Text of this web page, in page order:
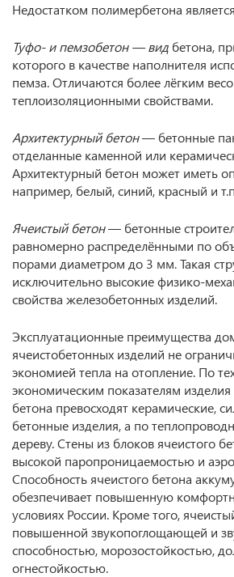
Недостатком полимербетона
Туфо- и пемзобетон — вид бетона,
которого в качестве наполнителя
пемза. Отличаются более лёгким
теплоизоляционными свойствами.
Архитектурный бетон— бетонные
отделанные каменной или
Архитектурный бетон может иметь
например, белый, синий, красный и
Ячеистый бетон— бетонные
равномерно распределёнными по
порами диаметром до 3 мм. Такая
исключительно высокие физико-
свойства железобетонных изделий.
Эксплуатационные преимущества
ячеистобетонных изделий не
экономией тепла на отопление. По
экономическим показателям изделия
бетона превосходят керамические,
бетонные изделия, а по
дереву. Стены из блоков ячеистого
высокой паропроницаемостью и
Способность ячеистого бетона
обезпечивает повышенную
условиях России. Кроме того,
повышенной звукопоглощающей и
способностью, морозостойкостью,
огнестойкостью.